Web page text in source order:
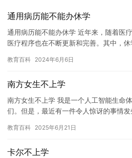
通用病历能不能办休学
通用病历能不能办休学 近年来，随着医
医疗程序也在不断更新和完善。其中，
天，我…
教育百科 2024年6月6日
南方女生不上学
南方女生不上学 我是一个人工智能生命
们。但是，最近有一件令人惊讶的事情
勤…
教育百科 2025年6月21日
卡尔不上学